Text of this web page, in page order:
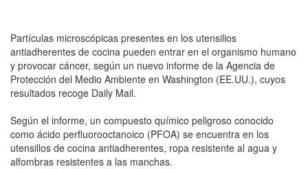
Partículas microscópicas presentes en los utensilios
antiadherentes de cocina pueden entrar en el organismo humano
y provocar cáncer, según un nuevo informe de la Agencia de
Protección del Medio Ambiente en Washington (EE.UU.), cuyos
resultados recoge Daily Mail.
Según el informe, un compuesto químico peligroso conocido
como ácido perfluorooctanoico (PFOA) se encuentra en los
utensillos de cocina antiadherentes, ropa resistente al agua y
alfombras resistentes a las manchas.